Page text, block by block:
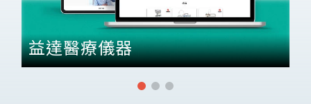
益達醫療儀器